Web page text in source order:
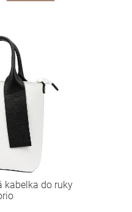
kabelka do ruky